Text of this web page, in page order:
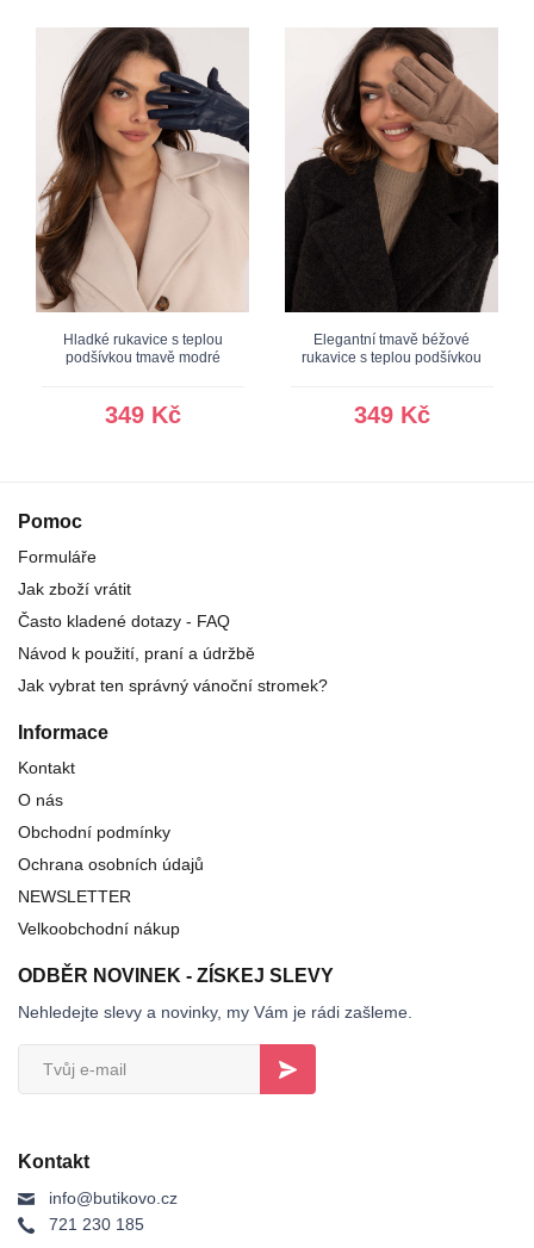
Hladké rukavice s teplou
podšívkou tmavě modré
349 Kč
Elegantní tmavě béžové
rukavice s teplou podšívkou
349 Kč
Pomoc
Formuláře
Jak zboží vrátit
Často kladené dotazy - FAQ
Návod k použití, praní a údržbě
Jak vybrat ten správný vánoční stromek?
Informace
Kontakt
O nás
Obchodní podmínky
Ochrana osobních údajů
NEWSLETTER
Velkoobchodní nákup
ODBĚR NOVINEK - ZÍSKEJ SLEVY
Nehledejte slevy a novinky, my Vám je rádi zašleme.
Kontakt
info@butikovo.cz
721 230 185